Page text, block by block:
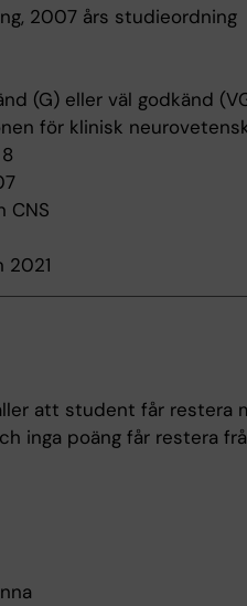
2007 års studieordning
(G) eller väl godkänd
för klinisk
CNS
2021
att student får restera
inga poäng får restera